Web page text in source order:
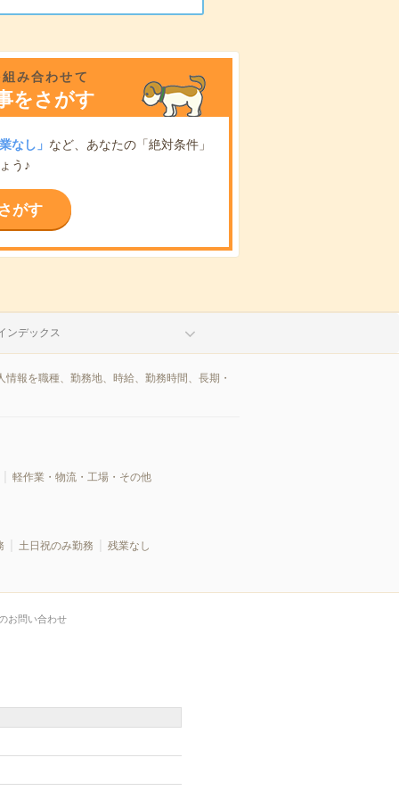
み合わせて
をさがす
なし」 など、あなたの「絶対条件」
う♪
がす
ンデックス
報を職種、勤務地、時給、勤務時間、長期・
軽作業・物流・工場・その他
土日祝のみ勤務 残業なし
お問い合わせ